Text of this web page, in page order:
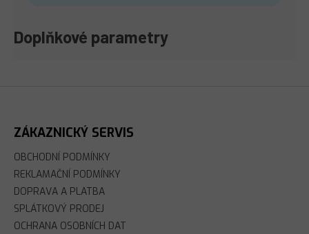
Doplňkové parametry
ZÁKAZNICKÝ SERVIS
OBCHODNÍ PODMÍNKY
REKLAMAČNÍ PODMÍNKY
DOPRAVA A PLATBA
SPLÁTKOVÝ PRODEJ
OCHRANA OSOBNÍCH DAT